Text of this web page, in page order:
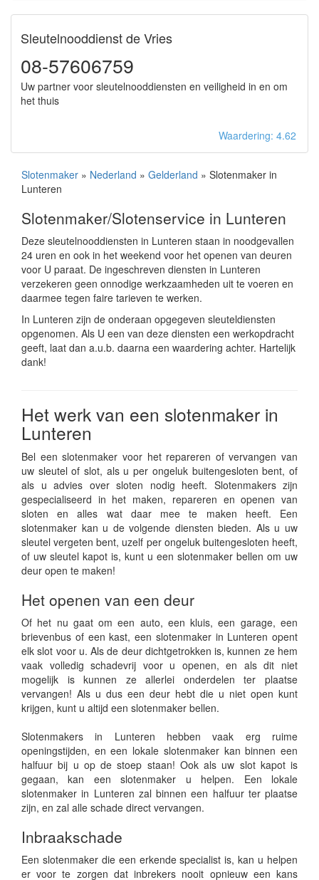
Sleutelnooddienst de Vries
08-57606759
Uw partner voor sleutelnooddiensten en veiligheid in en om
het thuis
Waardering: 4.62
Slotenmaker » Nederland » Gelderland » Slotenmaker in
Lunteren
Slotenmaker/Slotenservice in Lunteren
Deze sleutelnooddiensten in Lunteren staan in noodgevallen
24 uren en ook in het weekend voor het openen van deuren
voor U paraat. De ingeschreven diensten in Lunteren
verzekeren geen onnodige werkzaamheden uit te voeren en
daarmee tegen faire tarieven te werken.
In Lunteren zijn de onderaan opgegeven sleuteldiensten
opgenomen. Als U een van deze diensten een werkopdracht
geeft, laat dan a.u.b. daarna een waardering achter. Hartelijk
dank!
Het werk van een slotenmaker in
Lunteren
Bel een slotenmaker voor het repareren of vervangen van
uw sleutel of slot, als u per ongeluk buitengesloten bent, of
als u advies over sloten nodig heeft. Slotenmakers zijn
gespecialiseerd in het maken, repareren en openen van
sloten en alles wat daar mee te maken heeft. Een
slotenmaker kan u de volgende diensten bieden. Als u uw
sleutel vergeten bent, uzelf per ongeluk buitengesloten heeft,
of uw sleutel kapot is, kunt u een slotenmaker bellen om uw
deur open te maken!
Het openen van een deur
Of het nu gaat om een auto, een kluis, een garage, een
brievenbus of een kast, een slotenmaker in Lunteren opent
elk slot voor u. Als de deur dichtgetrokken is, kunnen ze hem
vaak volledig schadevrij voor u openen, en als dit niet
mogelijk is kunnen ze allerlei onderdelen ter plaatse
vervangen! Als u dus een deur hebt die u niet open kunt
krijgen, kunt u altijd een slotenmaker bellen.
Slotenmakers in Lunteren hebben vaak erg ruime
openingstijden, en een lokale slotenmaker kan binnen een
halfuur bij u op de stoep staan! Ook als uw slot kapot is
gegaan, kan een slotenmaker u helpen. Een lokale
slotenmaker in Lunteren zal binnen een halfuur ter plaatse
zijn, en zal alle schade direct vervangen.
Inbraakschade
Een slotenmaker die een erkende specialist is, kan u helpen
er voor te zorgen dat inbrekers nooit opnieuw een kans